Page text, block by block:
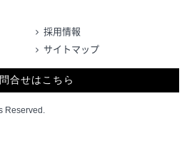
採用情報
サイトマップ
合せはこちら
Reserved.